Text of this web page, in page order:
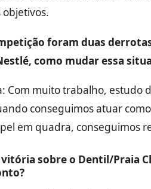
objetivos.
foram duas
como mudar essa
Com muito trabalho, estudo
conseguimos atuar
em quadra, conseguimos
sobre o Dentil/Praia